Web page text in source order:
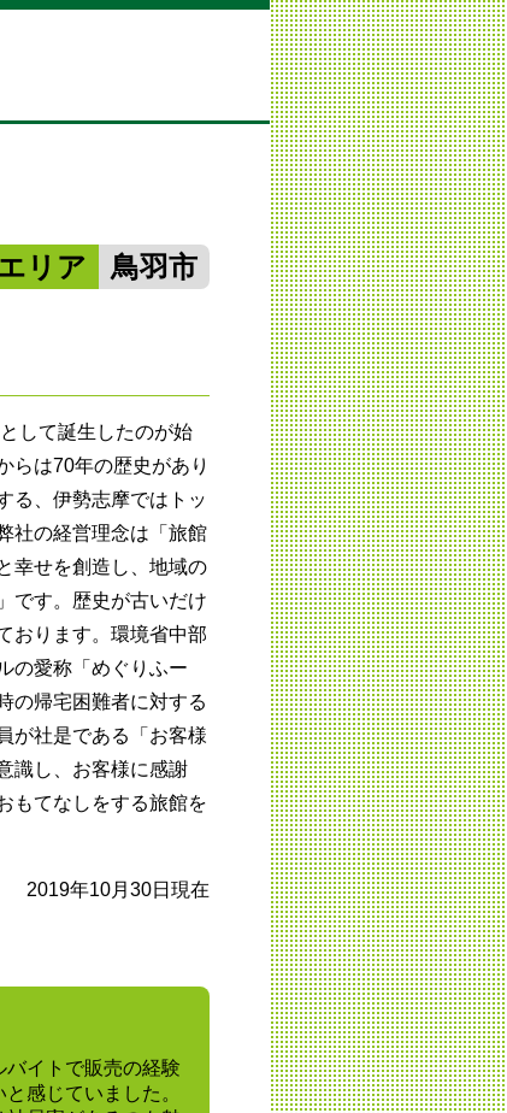
リア 鳥羽市
して誕生したのが始
らは70年の歴史があり
る、伊勢志摩ではトッ
社の経営理念は「旅館
幸せを創造し、地域の
です。歴史が古いだけ
おります。環境省中部
の愛称「めぐりふー
の帰宅困難者に対する
が社是である「お客様
識し、お客様に感謝
もてなしをする旅館を
2019年10月30日現在
バイトで販売の経験
感じていました。